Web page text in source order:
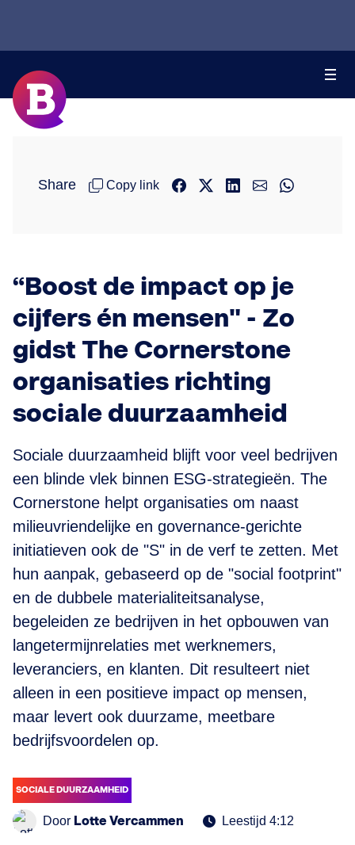
Share Copy link
“Boost de impact op je
cijfers én mensen" - Zo
gidst The Cornerstone
organisaties richting
sociale duurzaamheid
Sociale duurzaamheid blijft voor veel bedrijven
een blinde vlek binnen ESG-strategieën. The
Cornerstone helpt organisaties om naast
milieuvriendelijke en governance-gerichte
initiatieven ook de "S" in de verf te zetten. Met
hun aanpak, gebaseerd op de "social footprint"
en de dubbele materialiteitsanalyse,
begeleiden ze bedrijven in het opbouwen van
langetermijnrelaties met werknemers,
leveranciers, en klanten. Dit resulteert niet
alleen in een positieve impact op mensen,
maar levert ook duurzame, meetbare
bedrijfsvoordelen op.
SOCIALE DUURZAAMHEID
Door Lotte Vercammen Leestijd 4:12